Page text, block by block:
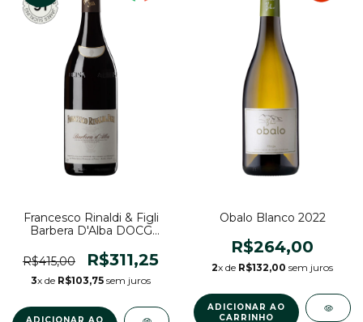
Francesco Rinaldi & Figli
Barbera D'Alba DOCG
R$415,00
R$311,25
3x de R$103,75 sem juros
Obalo Blanco 2022
R$264,00
2x de R$132,00 sem juros